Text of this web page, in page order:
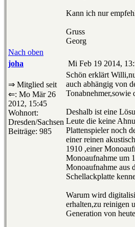
Kann ich nur
Gruss
Georg
Nach oben
joha
Mi Feb 19 2014,
⇒ Mitglied seit
⇐: Mo Mär 26
2012, 15:45
Wohnort:
Dresden/Sachsen
Beiträge: 985
Schön erklärt
auch abhängig von
Tonabnehmer,sowie
Deshalb ist eine
Leute die keine
Plattenspieler noch
einer reinen
1910 ,einer
Monoaufnahme um
Monoaufnahme aus
Schellackplatte
Warum wird
erhalten,zu reinigen
Generation von